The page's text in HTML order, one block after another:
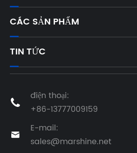
CÁC SẢN PHẨM
TIN TỨC

điện thoại:
+86-13777009159

E-mail:
sales@marshine.net